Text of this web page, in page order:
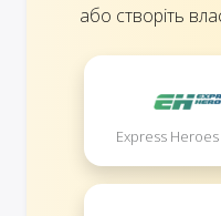
або створіть
Express